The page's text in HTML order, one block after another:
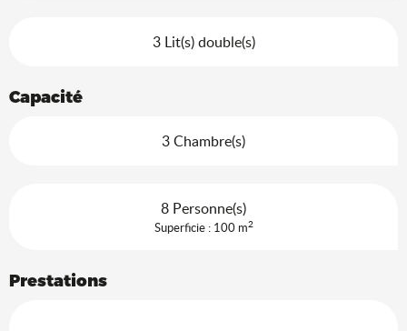
3 Lit(s) double(s)
Capacité
3 Chambre(s)
8 Personne(s)
Superficie : 100 m2
Prestations